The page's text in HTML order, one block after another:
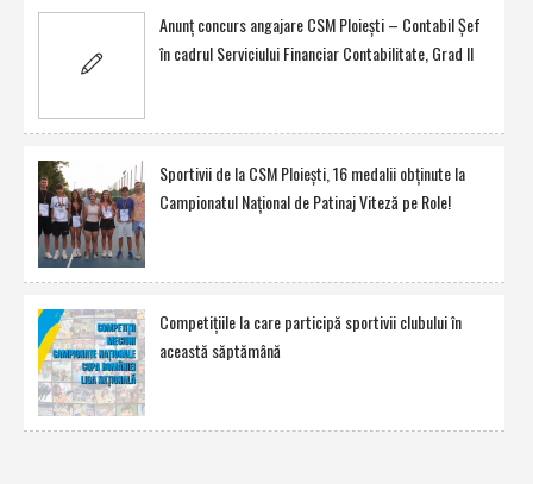
Anunţ concurs angajare CSM Ploieşti – Contabil Şef
în cadrul Serviciului Financiar Contabilitate, Grad II
Sportivii de la CSM Ploieşti, 16 medalii obţinute la
Campionatul Naţional de Patinaj Viteză pe Role!
Competiţiile la care participă sportivii clubului în
această săptămână